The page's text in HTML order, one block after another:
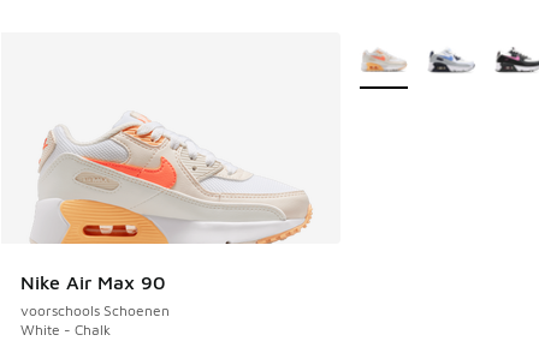
Nike Air Max 90
voorschools Schoenen
White - Chalk
Meer kleuren